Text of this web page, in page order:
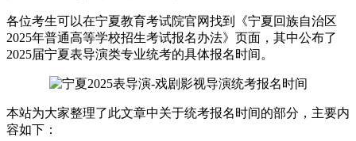
各位考生可以在宁夏教育考试院官网找到《宁夏回族自治区
2025年普通高等学校招生考试报名办法》页面，其中公布了
2025届宁夏表导演类专业统考的具体报名时间。
本站为大家整理了此文章中关于统考报名时间的部分，主要内
容如下：